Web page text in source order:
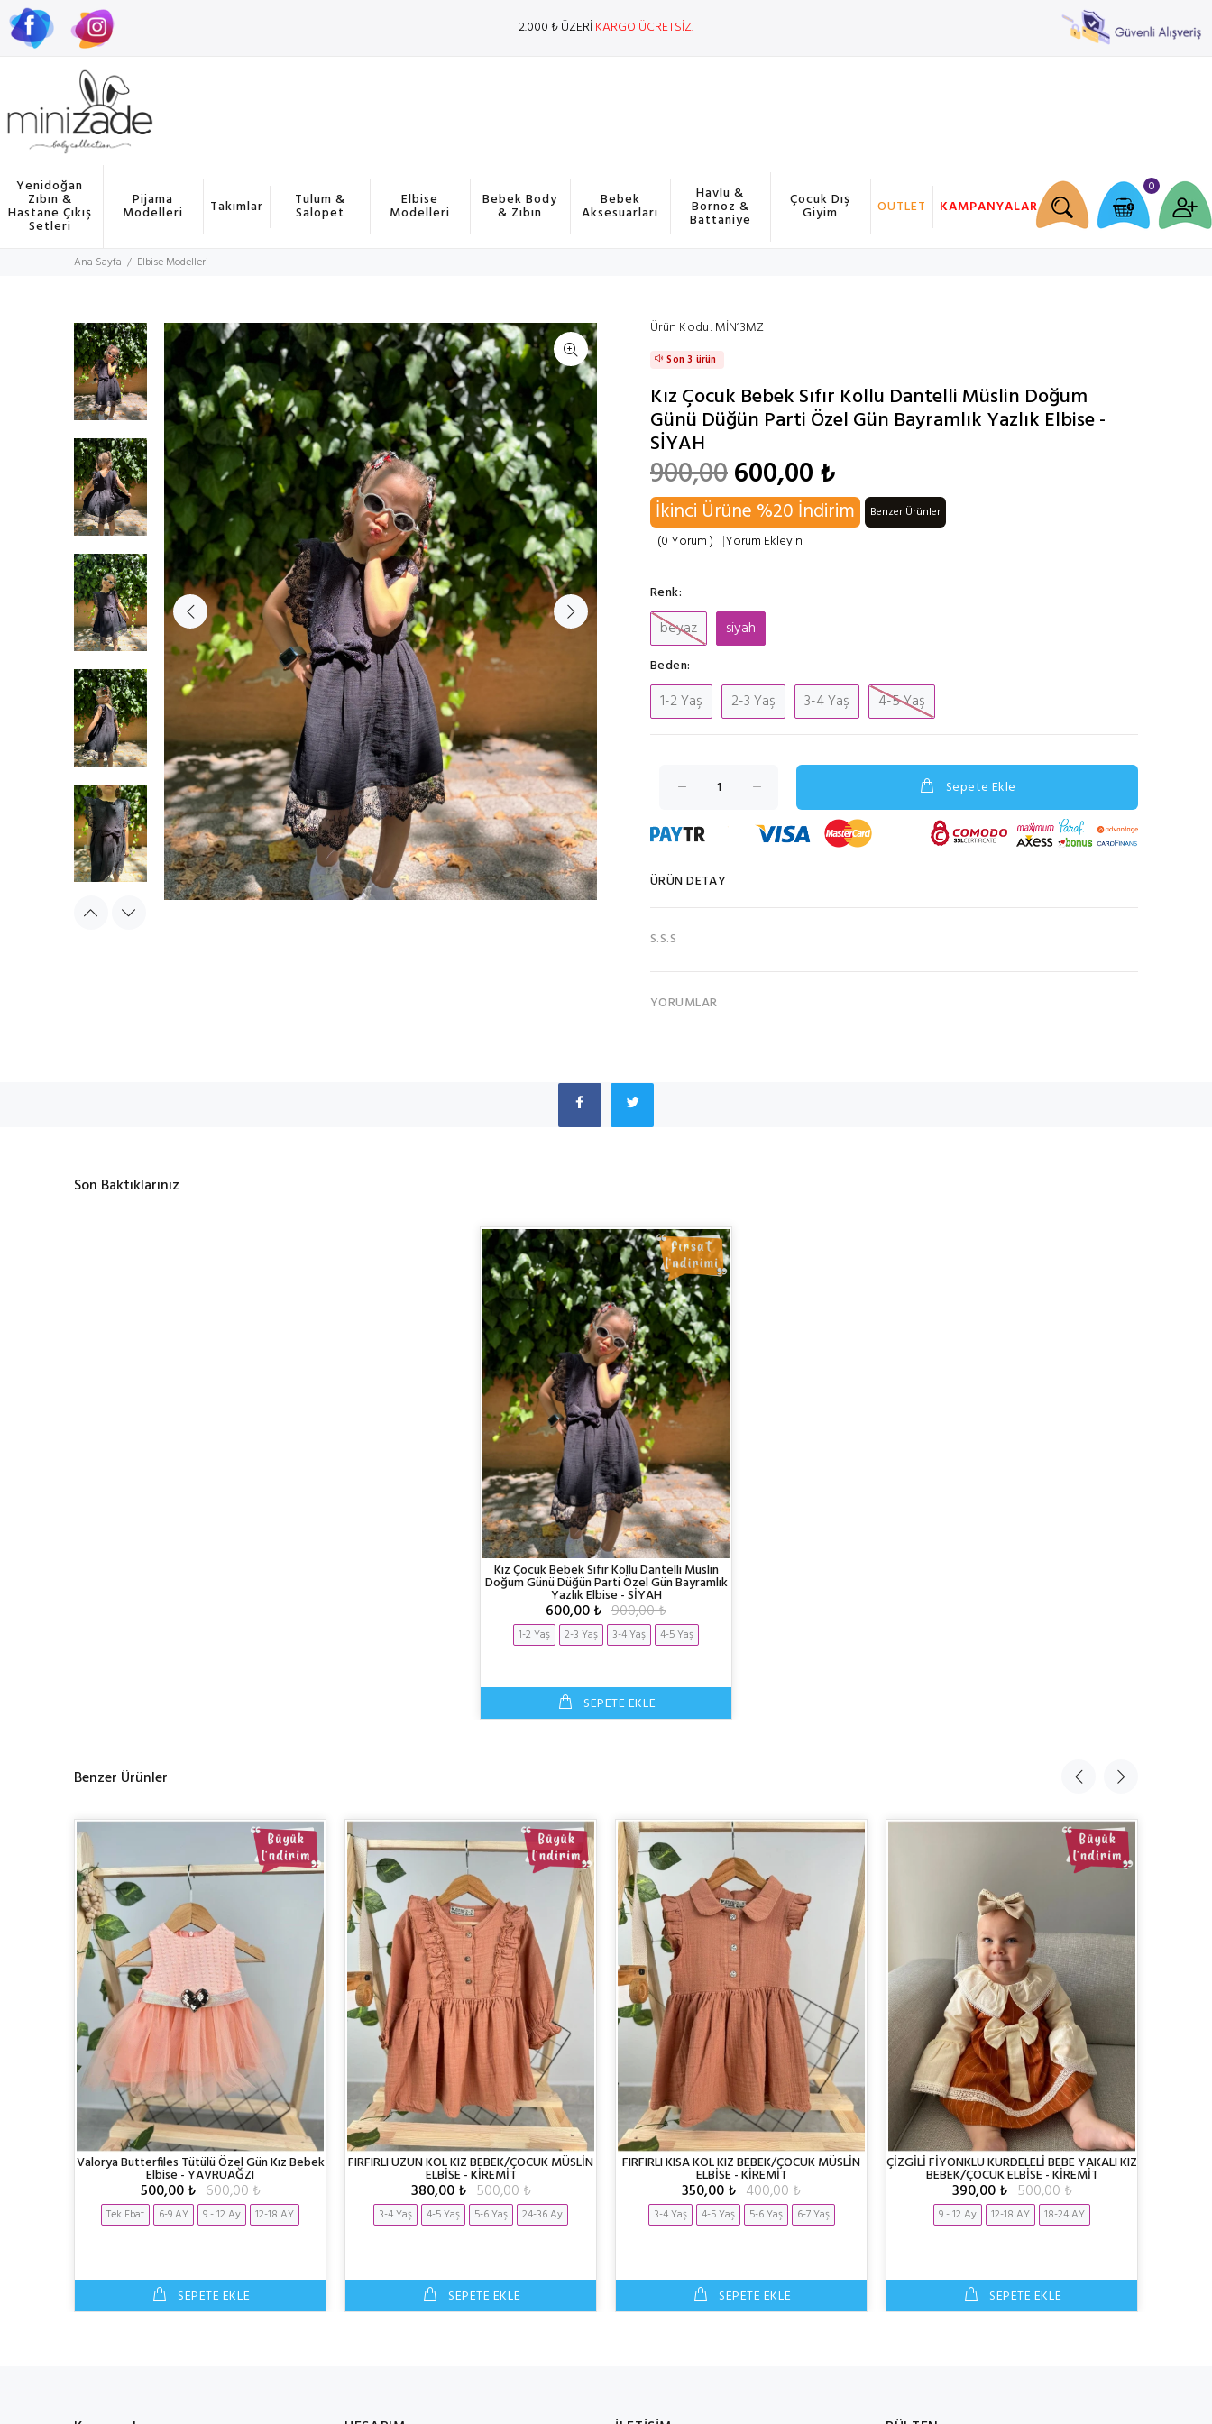
2.000 ₺ ÜZERİKARGO ÜCRETSİZ.
Yenidoğan
Zıbın &
Hastane Çıkış
Setleri
Pijama
Modelleri Takımlar Tulum &
Salopet
Elbise
Modelleri
Bebek Body
& Zıbın
Bebek
Aksesuarları
Havlu &
Bornoz &
Battaniye
Çocuk Dış
Giyim OUTLET KAMPANYALAR
0
Ana Sayfa Elbise Modelleri
Ürün Kodu: MİN13MZ
Son 3 ürün
Kız Çocuk Bebek Sıfır Kollu Dantelli Müslin Doğum
Günü Düğün Parti Özel Gün Bayramlık Yazlık Elbise -
SİYAH
900,00600,00 ₺
İkinci Ürüne %20 İndirim Benzer Ürünler
(0 Yorum ) |Yorum Ekleyin
Renk:
beyaz siyah
Beden:
1-2 Yaş 2-3 Yaş 3-4 Yaş 4-5 Yaş
Sepete Ekle
ÜRÜN DETAY
S.S.S
YORUMLAR
Son Baktıklarınız
Kız Çocuk Bebek Sıfır Kollu Dantelli Müslin
Doğum Günü Düğün Parti Özel Gün Bayramlık
Yazlık Elbise - SİYAH
600,00 ₺ 900,00 ₺
1-2 Yaş 2-3 Yaş 3-4 Yaş 4-5 Yaş
SEPETE EKLE
Benzer Ürünler
Valorya Butterfiles Tütülü Özel Gün Kız Bebek
Elbise - YAVRUAĞZI
500,00 ₺ 600,00 ₺
Tek Ebat 6-9 AY 9 - 12 Ay 12-18 AY
SEPETE EKLE
FIRFIRLI UZUN KOL KIZ BEBEK/ÇOCUK MÜSLİN
ELBİSE - KİREMİT
380,00 ₺ 500,00 ₺
3-4 Yaş 4-5 Yaş 5-6 Yaş 24-36 Ay
SEPETE EKLE
FIRFIRLI KISA KOL KIZ BEBEK/ÇOCUK MÜSLİN
ELBİSE - KİREMİT
350,00 ₺ 400,00 ₺
3-4 Yaş 4-5 Yaş 5-6 Yaş 6-7 Yaş
SEPETE EKLE
ÇİZGİLİ FİYONKLU KURDELELİ BEBE YAKALI KIZ
BEBEK/ÇOCUK ELBİSE - KİREMİT
390,00 ₺ 500,00 ₺
9 - 12 Ay 12-18 AY 18-24 AY
SEPETE EKLE